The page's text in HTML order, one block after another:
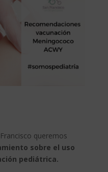
queremos
sobre el uso
pediátrica.